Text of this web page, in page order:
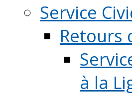
Service
Retours
à la